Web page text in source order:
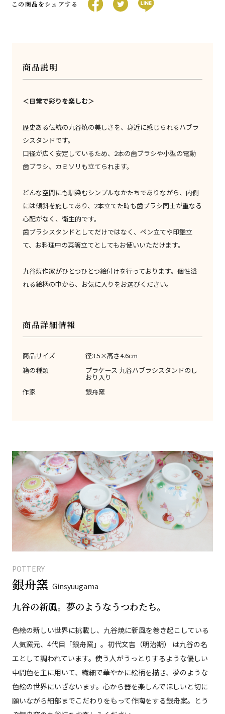
この商品をシェアする
商品説明
＜日常で彩りを楽しむ＞
歴史ある伝統の九谷焼の美しさを、身近に感じられるハブラ
シスタンドです。
口径が広く安定しているため、2本の歯ブラシや小型の電動
歯ブラシ、カミソリも立てられます。
どんな空間にも馴染むシンプルなかたちでありながら、内側
には傾斜を施してあり、2本立てた時も歯ブラシ同士が重なる
心配がなく、衛生的です。
歯ブラシスタンドとしてだけではなく、ペン立てや印鑑立
て、お料理中の菜箸立てとしてもお使いいただけます。
九谷焼作家がひとつひとつ絵付けを行っております。個性溢
れる絵柄の中から、お気に入りをお選びください。
商品詳細情報
商品サイズ
径3.5×高さ4.6cm
箱の種類
プラケース 九谷ハブラシスタンドのし
おり入り
作家
銀舟窯
POTTERY
銀舟窯 Ginsyuugama
九谷の新風。夢のようなうつわたち。
色絵の新しい世界に挑載し、九谷焼に新風を巻き起こしている
人気窯元、4代目「銀舟窯」。初代文吉（明治期） は九谷の名
エとして調われています。使う人がうっとりするような優しい
中間色を主に用いて、繊細で華やかに絵柄を描き、夢のような
色絵の世界にいざないます。心から器を楽しんでほしいと切に
願いながら細部までこだわりをもって作陶をする銀舟案。とう